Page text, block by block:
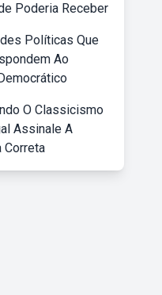
Poderia Receber
Políticas Que
Ao
O Classicismo
Assinale A
Correta